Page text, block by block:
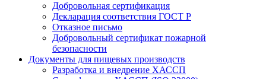
Добровольная сертификация
Декларация соответствия ГОСТ Р
Отказное письмо
Добровольный сертификат пожарной
безопасности
Документы для пищевых производств
Разработка и внедрение ХАССП